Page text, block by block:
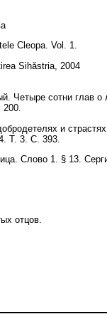
Cleopa. Vol. 1.
Sihăstria, 2004
Четыре сотни глав
200.
и
Т. 3. С. 393.
Слово 1. § 13.
отцов.